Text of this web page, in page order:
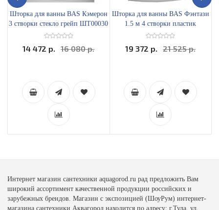
Шторка для ванны BAS Кэмерон
3 створки стекло грейп ШТ00030
14 472 р. 16 080 р.
Шторка для ванны BAS Фэнтази
1.5 м 4 створки пластик
19 372 р. 21 525 р.
Интернет магазин сантехники aquagorod.ru рад предложить Вам
широкий ассортимент качественной продукции российских и
зарубежных брендов. Магазин с экспозицией (ШоуРум) интернет-
магазина сантехники Аквагород находится по адресу: г.Тула, ул.